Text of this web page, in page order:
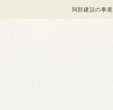
阿部建設の事業